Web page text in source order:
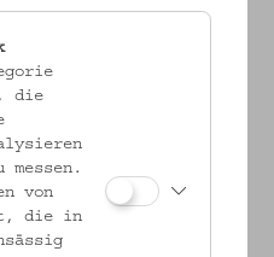
Knöbl)
15.20 und 15.40 Uhr
Südwind)
die
von
die in